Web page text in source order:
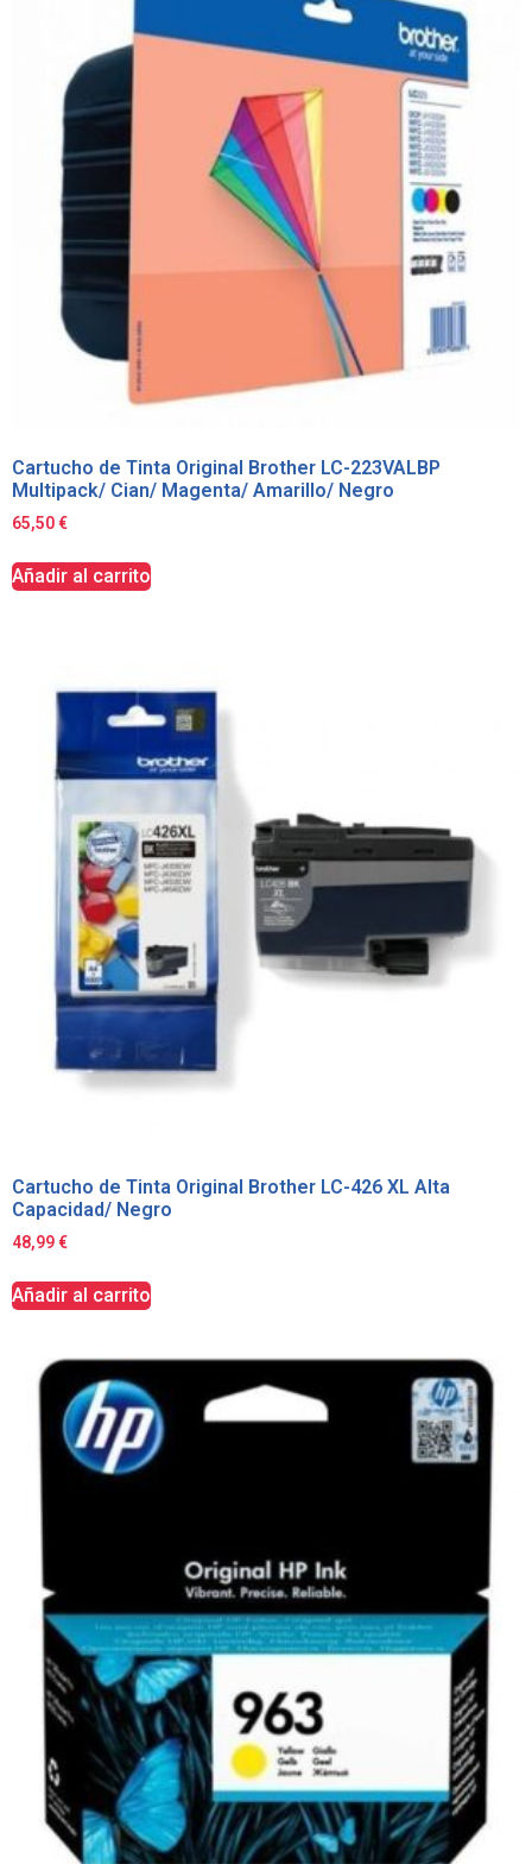
Cartucho de Tinta Original Brother LC-223VALBP
Multipack/ Cian/ Magenta/ Amarillo/ Negro
65,50€
Añadir al carrito
Cartucho de Tinta Original Brother LC-426 XL Alta
Capacidad/ Negro
48,99€
Añadir al carrito